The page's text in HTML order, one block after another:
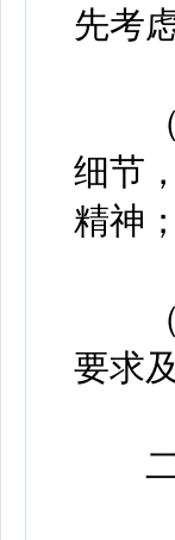
先考
（
细节
精神；
（
要求
二